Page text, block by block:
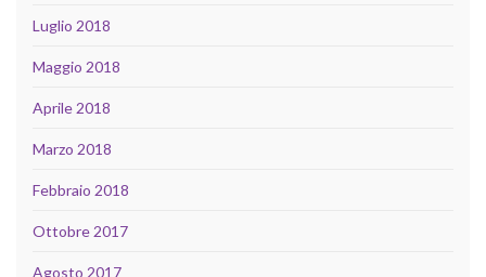
Luglio 2018
Maggio 2018
Aprile 2018
Marzo 2018
Febbraio 2018
Ottobre 2017
Agosto 2017